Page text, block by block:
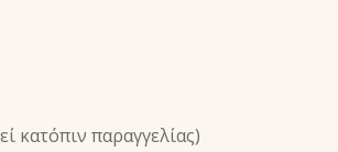
κατόπιν παραγγελίας)